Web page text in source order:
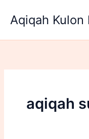
konten
Aqiqah Kulon
aqiqah